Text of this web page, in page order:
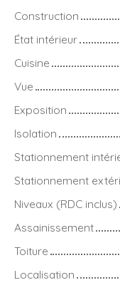
Construction
État intérieur
Cuisine
Vue
Exposition
Isolation
Stationnement
Stationnement
Niveaux (RDC inclus)
Assainissement
Toiture
Localisation